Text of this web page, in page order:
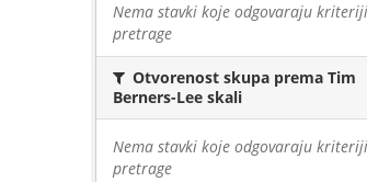
Nema stavki koje odgovaraju
pretrage
Otvorenost skupa prema Tim
Berners-Lee skali
Nema stavki koje odgovaraju
pretrage